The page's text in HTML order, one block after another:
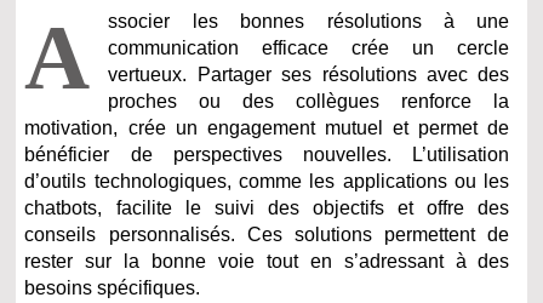
A
ssocier les bonnes résolutions à une
communication efficace crée un cercle
vertueux. Partager ses résolutions avec des
proches ou des collègues renforce la
motivation, crée un engagement mutuel et permet de
bénéficier de perspectives nouvelles. L’utilisation
d’outils technologiques, comme les applications ou les
chatbots, facilite le suivi des objectifs et offre des
conseils personnalisés. Ces solutions permettent de
rester sur la bonne voie tout en s’adressant à des
besoins spécifiques.